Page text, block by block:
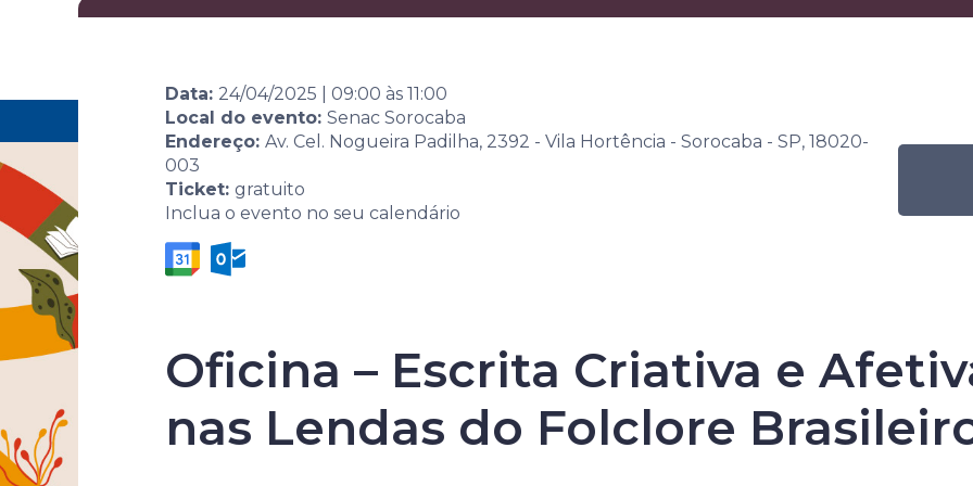
Agenda de eventos Evento 10ª Semana Senac de Leitura
10ª Semana Senac de
Data: 24/04/2025 09:00 às 11:00
Local do evento: Senac Sorocaba
Endereço: Av. Cel. Nogueira Padilha, 2392 - Vila Hortência - Sorocaba - SP, 18020-
003
Ticket: gratuito
Inclua o evento no seu calendário
Oficina – Escrita Criativa e
nas Lendas do Folclore